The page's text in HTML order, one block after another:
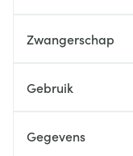
Zwangerschap
Gebruik
Gegevens